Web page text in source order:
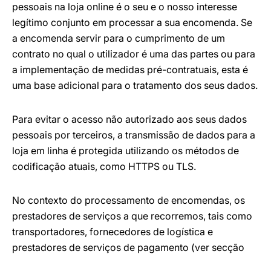
pessoais na loja online é o seu e o nosso interesse
legítimo conjunto em processar a sua encomenda. Se
a encomenda servir para o cumprimento de um
contrato no qual o utilizador é uma das partes ou para
a implementação de medidas pré-contratuais, esta é
uma base adicional para o tratamento dos seus dados.
Para evitar o acesso não autorizado aos seus dados
pessoais por terceiros, a transmissão de dados para a
loja em linha é protegida utilizando os métodos de
codificação atuais, como HTTPS ou TLS.
No contexto do processamento de encomendas, os
prestadores de serviços a que recorremos, tais como
transportadores, fornecedores de logística e
prestadores de serviços de pagamento (ver secção